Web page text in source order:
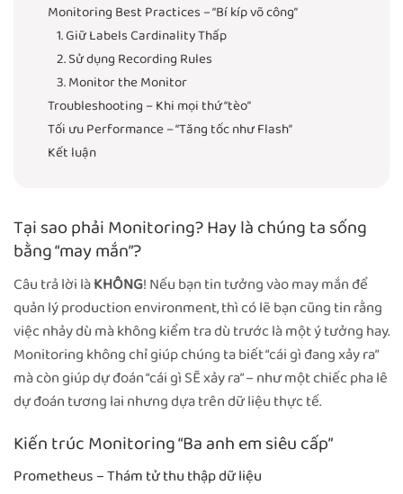
Monitoring Best Practices – “Bí kíp võ công”
1. Giữ Labels Cardinality Thấp
2. Sử dụng Recording Rules
3. Monitor the Monitor
Troubleshooting – Khi mọi thứ “tèo”
Tối ưu Performance – “Tăng tốc như Flash”
Kết luận
Tại sao phải Monitoring? Hay là chúng ta sống
bằng “may mắn”?
Câu trả lời làKHÔNG! Nếu bạn tin tưởng vào may mắn để
quản lý production environment, thì có lẽ bạn cũng tin rằng
việc nhảy dù mà không kiểm tra dù trước là một ý tưởng hay.
Monitoring không chỉ giúp chúng ta biết “cái gì đang xảy ra”
mà còn giúp dự đoán “cái gì SẼ xảy ra” – như một chiếc pha lê
dự đoán tương lai nhưng dựa trên dữ liệu thực tế.
Kiến trúc Monitoring “Ba anh em siêu cấp”
Prometheus – Thám tử thu thập dữ liệu